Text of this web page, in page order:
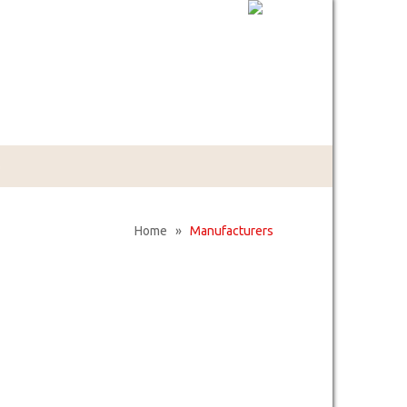
Home » Manufacturers